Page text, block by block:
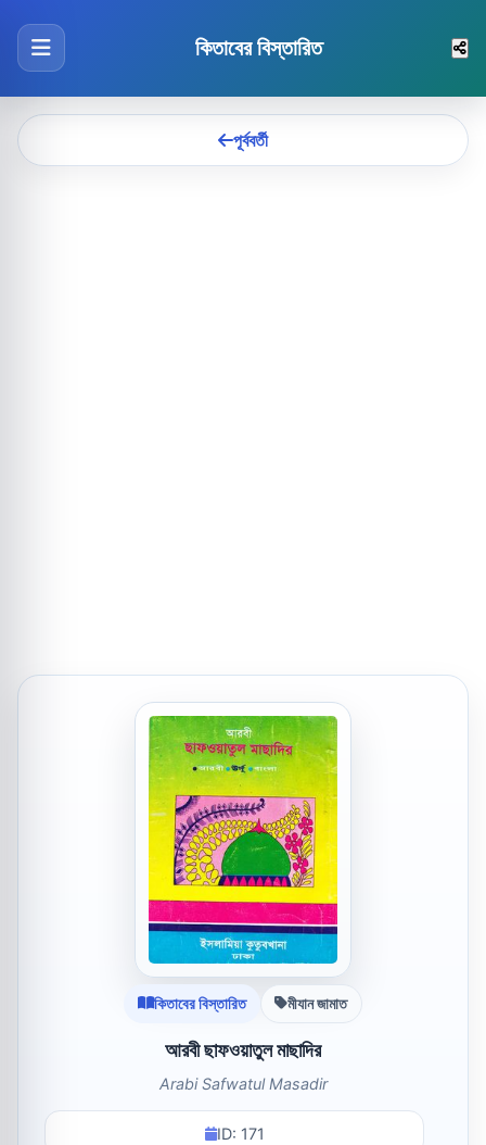
কিতাবের বিস্তারিত
পূর্ববর্তী
কিতাবের বিস্তারিত মীযান জামাত
আরবী ছাফওয়াতুল মাছাদির
Arabi Safwatul Masadir
ID: 171